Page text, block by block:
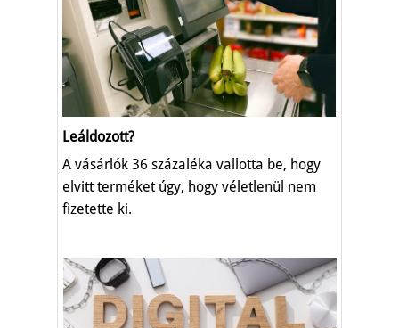
Leáldozott?
A vásárlók 36 százaléka vallotta be, hogy
elvitt terméket úgy, hogy véletlenül nem
fizetette ki.